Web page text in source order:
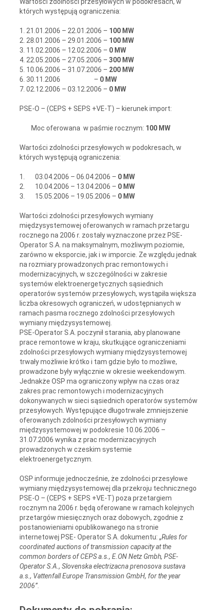
których występują ograniczenia:
1. 21.01.2006 – 22.01.2006 – 100 MW
2. 28.01.2006 – 29.01.2006 – 100 MW
3. 11.02.2006 – 12.02.2006 – 0 MW
4. 22.05.2006 – 27.05.2006 – 300 MW
5. 10.06.2006 – 31.07.2006 – 200 MW
6. 30.11.2006 – 0 MW
7. 02.12.2006 – 03.12.2006 – 0 MW
PSE-O – (CEPS + SEPS +VE-T) – kierunek import:
Moc oferowana w paśmie rocznym: 100 MW
Wartości zdolności przesyłowych w podokresach, w
których występują ograniczenia:
1. 03.04.2006 – 06.04.2006 – 0 MW
2. 10.04.2006 – 13.04.2006 – 0 MW
3. 15.05.2006 – 19.05.2006 – 0 MW
Wartości zdolności przesyłowych wymiany
międzysystemowej oferowanych w ramach przetargu
rocznego na 2006 r. zostały wyznaczone przez PSE-
Operator S.A. na maksymalnym, możliwym poziomie,
zarówno w eksporcie, jak i w imporcie. Ze względu jednak
na rozmiary prowadzonych prac remontowych i
modernizacyjnych, w szczególności w zakresie
systemów elektroenergetycznych sąsiednich
operatorów systemów przesyłowych, wystąpiła większa
liczba okresowych ograniczeń, w udostępnianych w
ramach pasma rocznego zdolności przesyłowych
wymiany międzysystemowej.
PSE-Operator S.A. poczynił starania, aby planowane
prace remontowe w kraju, skutkujące ograniczeniami
zdolności przesyłowych wymiany międzysystemowej
trwały możliwie krótko i tam gdzie było to możliwe,
prowadzone były wyłącznie w okresie weekendowym.
Jednakże OSP ma ograniczony wpływ na czas oraz
zakres prac remontowych i modernizacyjnych
dokonywanych w sieci sąsiednich operatorów systemów
przesyłowych. Występujące długotrwałe zmniejszenie
oferowanych zdolności przesyłowych wymiany
międzysystemowej w podokresie 10.06.2006 –
31.07.2006 wynika z prac modernizacyjnych
prowadzonych w czeskim systemie
elektroenergetycznym.
OSP informuje jednocześnie, że zdolności przesyłowe
wymiany międzysystemowej dla przekroju technicznego
PSE-O – (CEPS + SEPS +VE-T) poza przetargiem
rocznym na 2006 r. będą oferowane w ramach kolejnych
przetargów miesięcznych oraz dobowych, zgodnie z
postanowieniami opublikowanego na stronie
internetowej PSE- Operator S.A. dokumentu: „Rules for
coordinated auctions of transmission capacity at the
common borders of CEPS a.s., E.ON Netz Gmbh, PSE-
Operator S.A., Slovenska electrizacna prenosova sustava
a.s., Vattenfall Europe Transmission GmbH, for the year
2006”.